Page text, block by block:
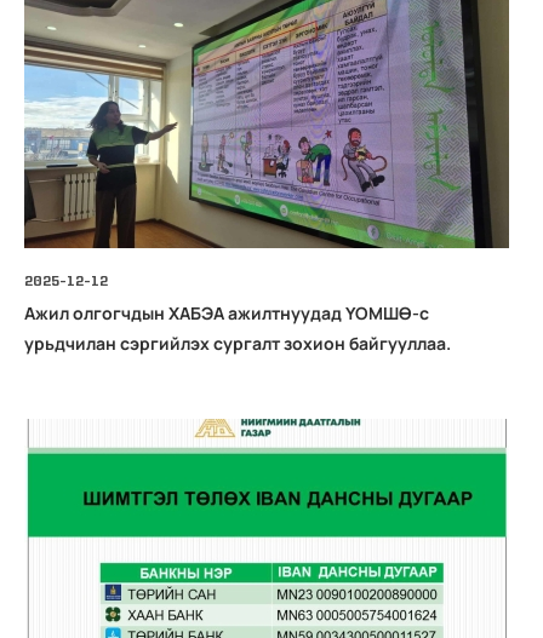
НДШ ТӨЛӨЛТИЙН ТОДОРХОЙЛОЛТ ШАЛГАХ
2025-12-12
Ажил олгогчдын ХАБЭА ажилтнуудад ҮОМШӨ-с
урьдчилан сэргийлэх сургалт зохион байгууллаа.